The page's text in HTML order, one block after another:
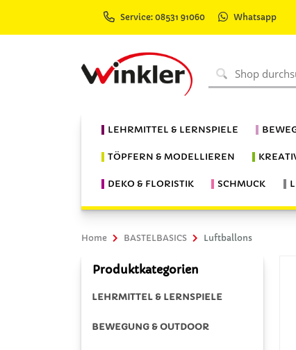
Service: 08531 91060 Whatsapp
LEHRMITTEL & LERNSPIELE
TÖPFERN & MODELLIEREN
DEKO & FLORISTIK SCHMUCK
Home BASTELBASICS Luftballons
Produktkategorien
LEHRMITTEL & LERNSPIELE
BEWEGUNG & OUTDOOR